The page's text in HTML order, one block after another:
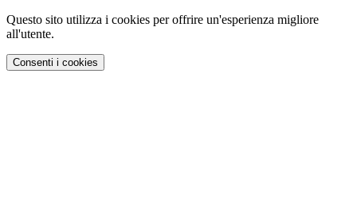
Questo sito utilizza i cookies per offrire un'esperienza migliore
all'utente.
Consenti i cookies